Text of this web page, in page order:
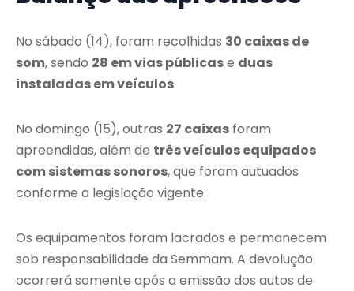
No sábado (14), foram recolhidas 30 caixas de
som, sendo 28 em vias públicase duas
instaladas em veículos.
No domingo (15), outras 27 caixas foram
apreendidas, além de três veículos equipados
com sistemas sonoros, que foram autuados
conforme a legislação vigente.
Os equipamentos foram lacrados e permanecem
sob responsabilidade da Semmam. A devolução
ocorrerá somente após a emissão dos autos de